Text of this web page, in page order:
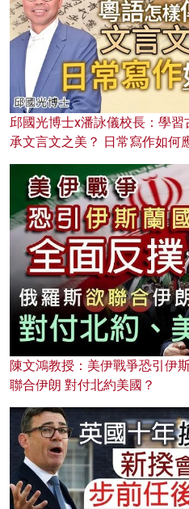
邱國光博士x潘詠儀校長：學
承文言文之美？ 日常寫作如何
陳文鴻教授：美伊戰爭恐引伊
聯合伊朗 對付北約美國？